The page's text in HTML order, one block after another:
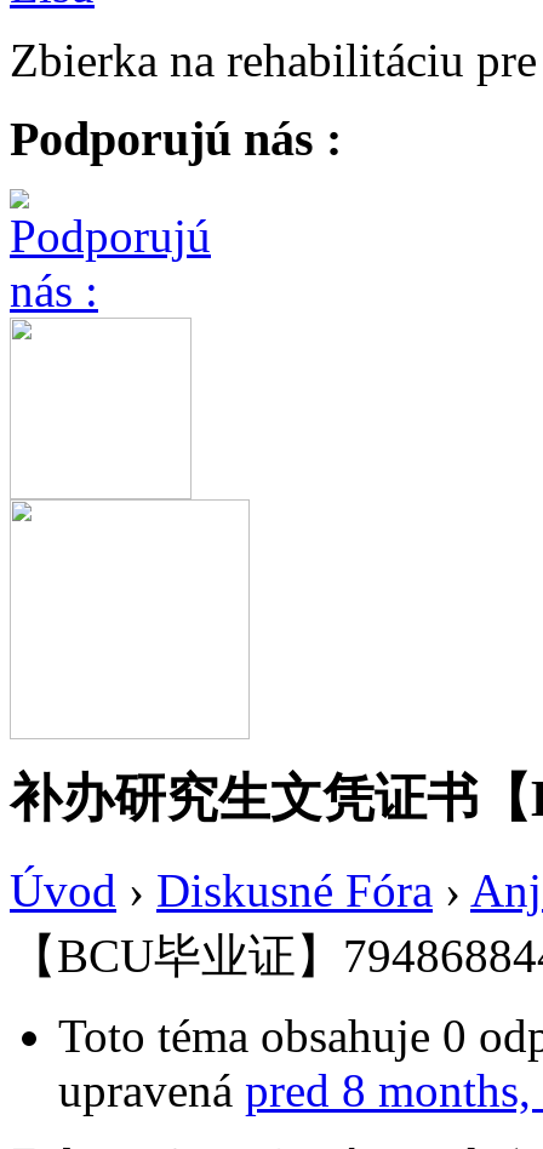
Zbierka na rehabilitáciu
Podporujú nás :
补办研究生文凭证书
Úvod › Diskusné Fóra ›
【BCU毕业证】
Toto téma obsahuje 0
upravená pred 8 months,